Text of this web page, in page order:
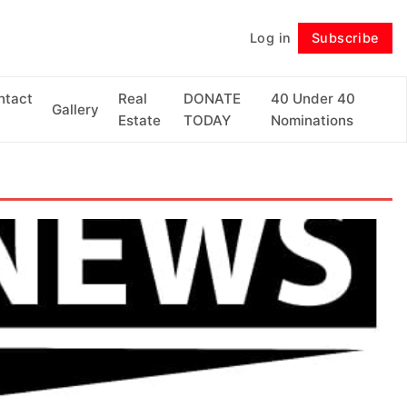
Log in Subscribe
Gallery
Real
Estate
DONATE
TODAY
40 Under 40
Nominations